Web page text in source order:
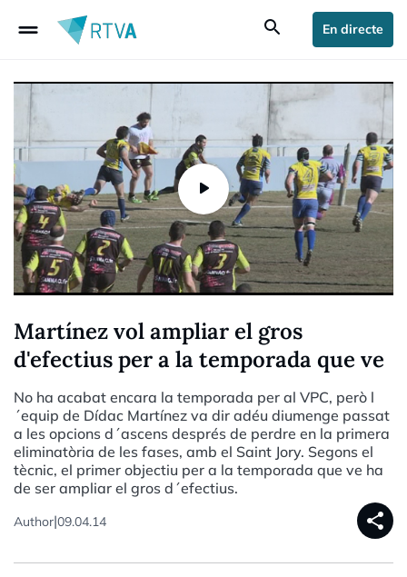
drag_handle search En directe
Martínez vol ampliar el gros
d'efectius per a la temporada que ve
No ha acabat encara la temporada per al VPC, però l
´equip de Dídac Martínez va dir adéu diumenge passat
a les opcions d´ascens després de perdre en la primera
eliminatòria de les fases, amb el Saint Jory. Segons el
tècnic, el primer objectiu per a la temporada que ve ha
de ser ampliar el gros d´efectius.
Author|09.04.14 share